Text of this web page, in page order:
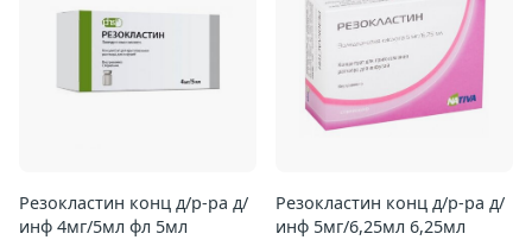
Резокластин конц д/р-ра д/
инф 4мг/5мл фл 5мл
Резокластин конц д/р-ра д/
инф 5мг/6,25мл 6,25мл